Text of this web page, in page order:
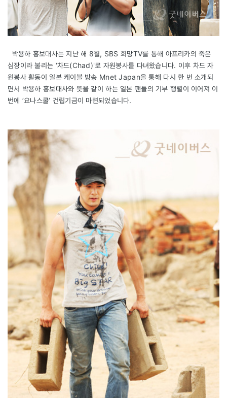
박용하 홍보대사는 지난 해 8월, SBS 희망TV를 통해 아프리카의 죽은
심장이라 불리는 ‘차드(Chad)'로 자원봉사를 다녀왔습니다. 이후 차드 자
원봉사 활동이 일본 케이블 방송 Mnet Japan을 통해 다시 한 번 소개되
면서 박용하 홍보대사와 뜻을 같이 하는 일본 팬들의 기부 행렬이 이어져 이
번에 ’요나스쿨‘ 건립기금이 마련되었습니다.